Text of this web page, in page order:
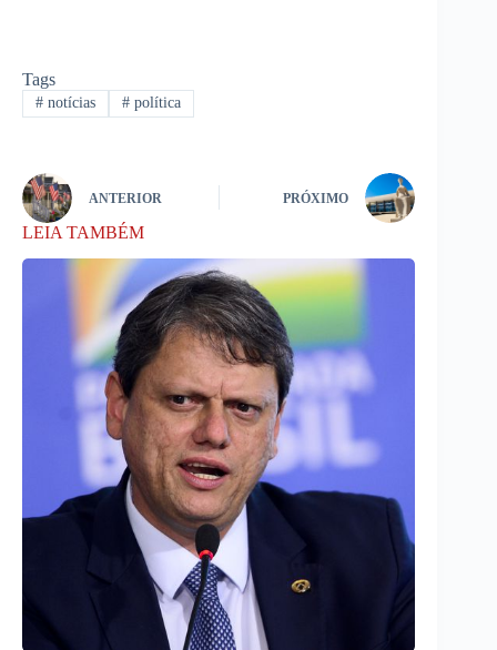
Tags
#notícias #política
ANTERIOR PRÓXIMO
LEIA TAMBÉM